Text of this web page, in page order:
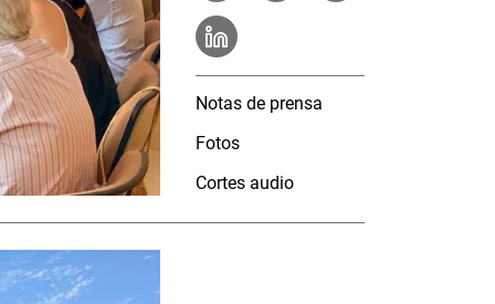
Notas de prensa
Fotos
Cortes audio